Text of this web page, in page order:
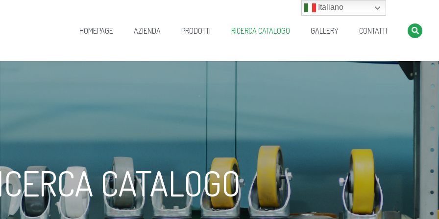
HOMEPAGE AZIENDA PRODOTTI RICERCA CATALOGO GALLERY CONTATTI
CATALOGO
Italiano